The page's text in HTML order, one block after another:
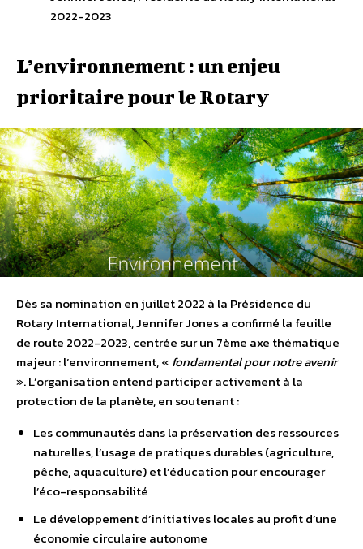
2022-2023
L’environnement : un enjeu
prioritaire pour le Rotary
Dès sa nomination en juillet 2022 à la Présidence du
Rotary International, Jennifer Jones a confirmé la feuille
de route 2022-2023, centrée sur un 7ème axe thématique
majeur : l’environnement, « fondamental pour notre avenir
». L’organisation entend participer activement à la
protection de la planète, en soutenant :
Les communautés dans la préservation des ressources
naturelles, l’usage de pratiques durables (agriculture,
pêche, aquaculture) et l’éducation pour encourager
l’éco-responsabilité
Le développement d’initiatives locales au profit d’une
économie circulaire autonome